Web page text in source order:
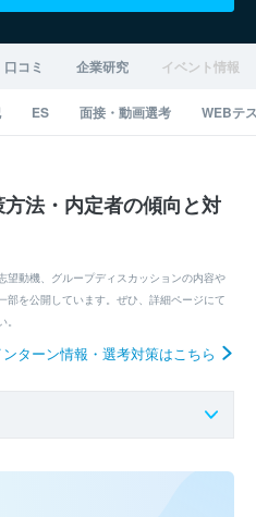
口コミ 企業研究 イベント情報
ES 面接・動画選考 WEBテ
法・内定者の傾向と対
望動機、グループディスカッションの内容や
部を公開しています。ぜひ、詳細ページにて
ンターン情報・選考対策はこちら